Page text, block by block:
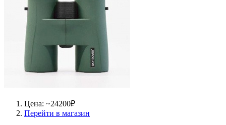
Цена: ~24200₽
Перейти в магазин